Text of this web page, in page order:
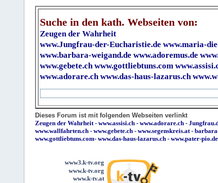
Suche in den kath. Webseiten von:
Zeugen der Wahrheit
www.Jungfrau-der-Eucharistie.de www.maria-
www.barbara-weigand.de www.adoremus.de
www.gebete.ch www.gottliebtuns.com
www.adorare.ch www.das-haus-lazarus.ch
Dieses Forum ist mit folgenden Webseiten verlinkt
Zeugen der Wahrheit- www.assisi.ch - www.adorare.ch -
www.wallfahrten.ch - www.gebete.ch - www.segenskreis.at-
www.gottliebtuns.com- www.das-haus-lazarus.ch - www.pater-pio.de
www3.k-tv.org
www.k-tv.org
www.k-tv.at